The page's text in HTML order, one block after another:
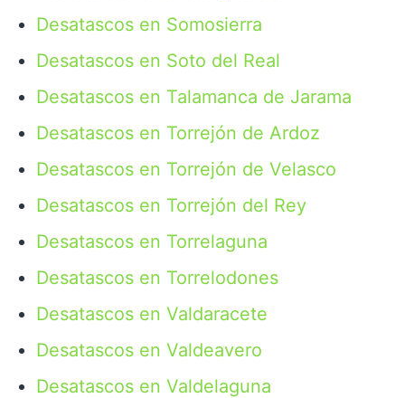
Desatascos en Somosierra
Desatascos en Soto del Real
Desatascos en Talamanca de Jarama
Desatascos en Torrejón de Ardoz
Desatascos en Torrejón de Velasco
Desatascos en Torrejón del Rey
Desatascos en Torrelaguna
Desatascos en Torrelodones
Desatascos en Valdaracete
Desatascos en Valdeavero
Desatascos en Valdelaguna